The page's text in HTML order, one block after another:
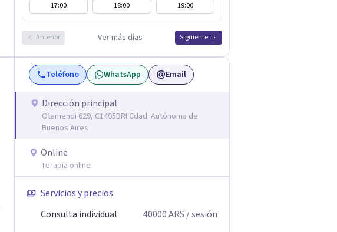
17:00 18:00 19:00
Anterior Ver más días Siguiente
Teléfono WhatsApp Email
Dirección principal
Otamendi 629, C1405BRI Cdad. Autónoma de
Buenos Aires
Online
Terapia online
Servicios y precios
Consulta individual
40000ARS / sesión